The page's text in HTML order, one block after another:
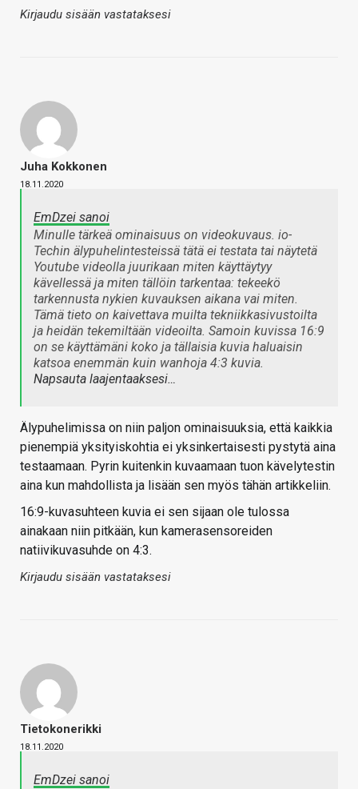
Kirjaudu sisään vastataksesi
Juha Kokkonen
18.11.2020
EmDzei sanoi
Minulle tärkeä ominaisuus on videokuvaus. io-
Techin älypuhelintesteissä tätä ei testata tai näytetä
Youtube videolla juurikaan miten käyttäytyy
kävellessä ja miten tällöin tarkentaa: tekeekö
tarkennusta nykien kuvauksen aikana vai miten.
Tämä tieto on kaivettava muilta tekniikkasivustoilta
ja heidän tekemiltään videoilta. Samoin kuvissa 16:9
on se käyttämäni koko ja tällaisia kuvia haluaisin
katsoa enemmän kuin wanhoja 4:3 kuvia.
Napsauta laajentaaksesi…
Älypuhelimissa on niin paljon ominaisuuksia, että kaikkia
pienempiä yksityiskohtia ei yksinkertaisesti pystytä aina
testaamaan. Pyrin kuitenkin kuvaamaan tuon kävelytestin
aina kun mahdollista ja lisään sen myös tähän artikkeliin.
16:9-kuvasuhteen kuvia ei sen sijaan ole tulossa
ainakaan niin pitkään, kun kamerasensoreiden
natiivikuvasuhde on 4:3.
Kirjaudu sisään vastataksesi
Tietokonerikki
18.11.2020
EmDzei sanoi